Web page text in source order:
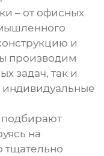
– от офисных
и
производим
задач, так и
индивидуальные
подбирают
на
тщательно